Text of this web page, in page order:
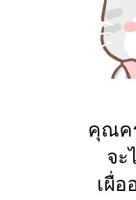
คุณค
จะ
เผื่